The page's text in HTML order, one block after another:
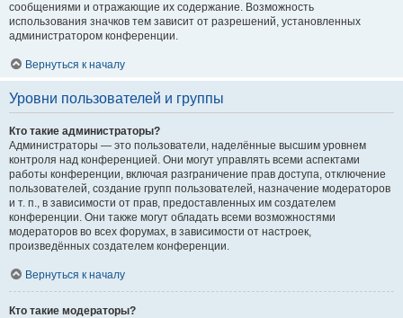
сообщениями и отражающие их содержание. Возможность
использования значков тем зависит от разрешений, установленных
администратором конференции.
Вернуться к началу
Уровни пользователей и группы
Кто такие администраторы?
Администраторы — это пользователи, наделённые высшим уровнем
контроля над конференцией. Они могут управлять всеми аспектами
работы конференции, включая разграничение прав доступа, отключение
пользователей, создание групп пользователей, назначение модераторов
и т. п., в зависимости от прав, предоставленных им создателем
конференции. Они также могут обладать всеми возможностями
модераторов во всех форумах, в зависимости от настроек,
произведённых создателем конференции.
Вернуться к началу
Кто такие модераторы?